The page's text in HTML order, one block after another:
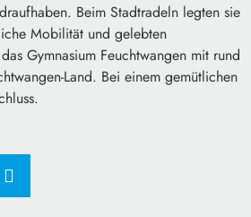
Beim Stadtradeln legten sie
Mobilität und gelebten
Gymnasium Feuchtwangen mit rund
Land. Bei einem gemütlichen